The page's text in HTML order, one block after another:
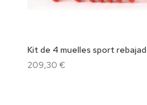
Kit de 4 muelles sport
209,30 €